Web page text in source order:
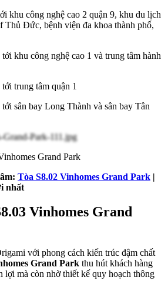
khu công nghệ cao 2 quận 9, khu du lịch
Thủ Đức, bệnh viện đa khoa thành phố,
khu công nghệ cao 1 và trung tâm hành
trung tâm quận 1
sân bay Long Thành và sân bay Tân
Grand Park
Tòa S8.02 Vinhomes Grand Park |
nhất
Vinhomes Grand
với phong cách kiến trúc đậm chất
Grand Park thu hút khách hàng
lợi mà còn nhờ thiết kế quy hoạch thông